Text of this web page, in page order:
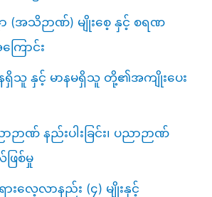
ာ (အသိဉာဏ်) မျိုးစေ့ နှင့် စရဏ
ြောင်း
နရှိသူ နှင့် မာနမရှိသူ တို့၏အကျိုးပေး
ဉာဏ် နည်းပါးခြင်း၊ ပညာဉာဏ်
လ်ဖြစ်မှု
းလေ့လာနည်း (၄) မျိုးနှင့်